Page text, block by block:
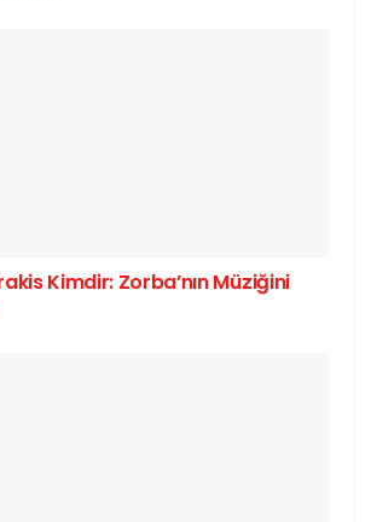
Kimdir: Zorba’nın Müziğini